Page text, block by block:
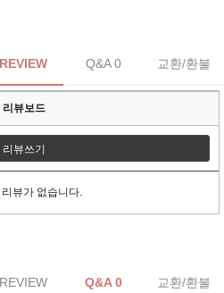
REVIEW Q&A 0 교환/환불
리뷰보드
리뷰쓰기
뷰가 없습니다.
REVIEW Q&A 0 교환/환불